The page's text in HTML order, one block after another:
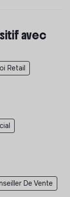
avec
Retail
De Vente